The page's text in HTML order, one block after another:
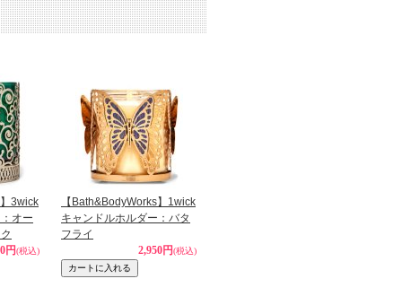
3wick
オー
円(税込)
【Bath&BodyWorks】1wick
キャンドルホルダー：バタ
フライ
2,950円(税込)